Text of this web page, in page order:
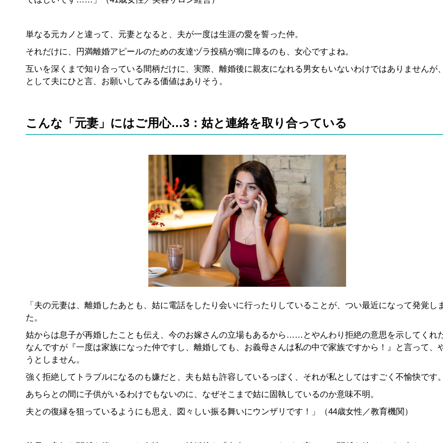
単なる元カノと違って、元妻となると、夫が一度は生涯の愛を誓った仲。
それだけに、円満離婚アピールのための友達ヅラ投稿が癇に障るのも、女心ですよね。
互いを深くまで知り合っている間柄だけに、実際、離婚後に親友になれる男女もいないわけではありませんが
として夫にひと言、お願いしてみる価値はありそう。
こんな「元妻」にはご用心…3：姑と連絡を取り合っている
「夫の元妻は、離婚したあとも、姑に電話をしたり会いに行ったりしていることが、つい最近になって発覚し
た。
姑からは息子が再婚したことも伝え、今のお嫁さんの立場もあるから……とやんわり拒絶の意思を示してくれ
なんですが『一度は家族になった仲ですし、離婚しても、お義母さんは私の中で家族ですから！』と言って、
うとしません。
強く拒絶してトラブルになるのも嫌だと、夫も姑も許容しているっぽく、それが私としてはすごく不愉快です
あちらとの間に子供がいるわけでもないのに、なぜそこまで姑に固執しているのか意味不明。
夫との復縁を狙っているようにも思え、図々しい振る舞いにウンザリです！」（44歳女性／教育機関）